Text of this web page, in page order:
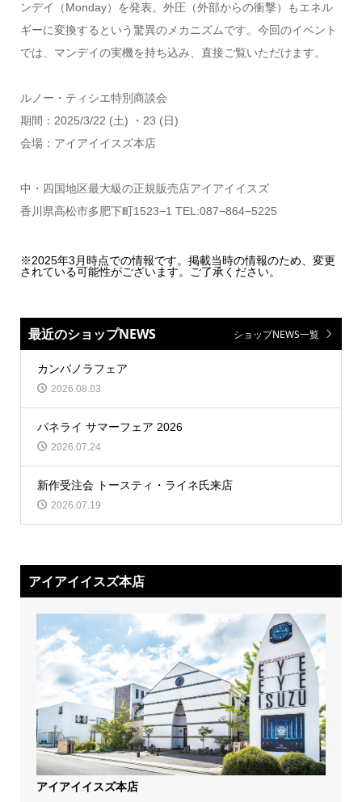
ンデイ（Monday）を発表。外圧（外部からの衝撃）もエネル
ギーに変換するという驚異のメカニズムです。今回のイベント
では、マンデイの実機を持ち込み、直接ご覧いただけます。
ルノー・ティシエ特別商談会
期間：2025/3/22 (土) ・23 (日)
会場：アイアイイスズ本店
中・四国地区最大級の正規販売店アイアイイスズ
香川県高松市多肥下町1523−1 TEL:087−864−5225
※2025年3月時点での情報です。掲載当時の情報のため、変更
されている可能性がございます。ご了承ください。
最近のショップNEWS ショップNEWS一覧
カンパノラフェア
2026.08.03
パネライ サマーフェア 2026
2026.07.24
新作受注会 トースティ・ライネ氏来店
2026.07.19
アイアイイスズ本店
アイアイイスズ本店